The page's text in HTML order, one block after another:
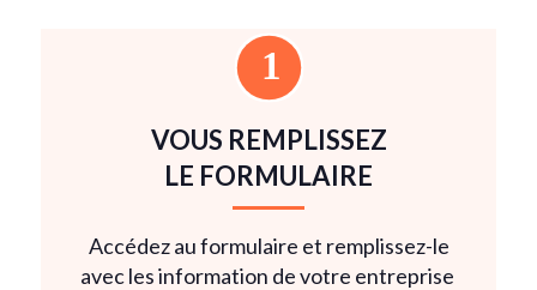
VOUS REMPLISSEZ
LE FORMULAIRE
Accédez au formulaire et remplissez-le
avec les information de votre entreprise